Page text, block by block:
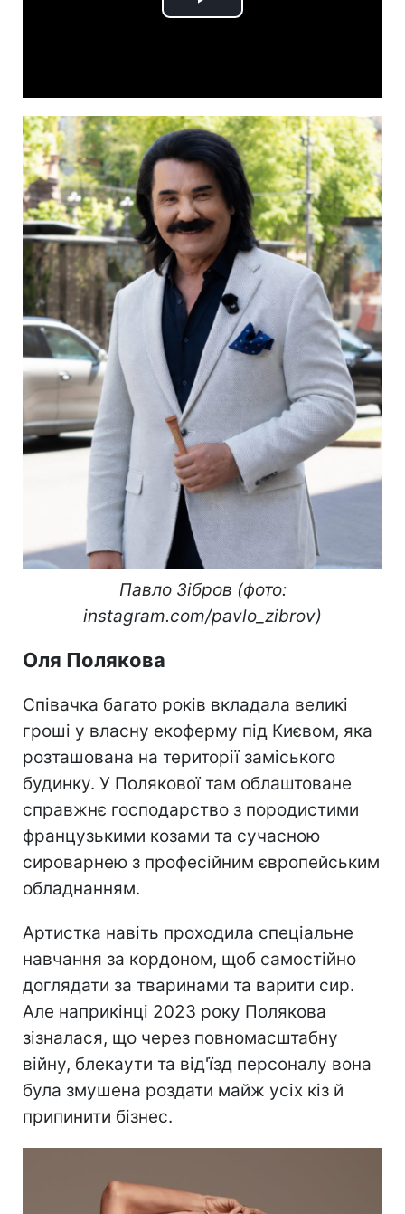
Play
Павло Зібров (фото:
instagram.com/pavlo_zibrov)
Оля Полякова
Співачка багато років вкладала великі
гроші у власну екоферму під Києвом, яка
розташована на території заміського
будинку. У Полякової там облаштоване
справжнє господарство з породистими
французькими козами та сучасною
сироварнею з професійним європейським
обладнанням.
Артистка навіть проходила спеціальне
навчання за кордоном, щоб самостійно
доглядати за тваринами та варити сир.
Але наприкінці 2023 року Полякова
зізналася, що через повномасштабну
війну, блекаути та від'їзд персоналу вона
була змушена роздати майж усіх кіз й
припинити бізнес.